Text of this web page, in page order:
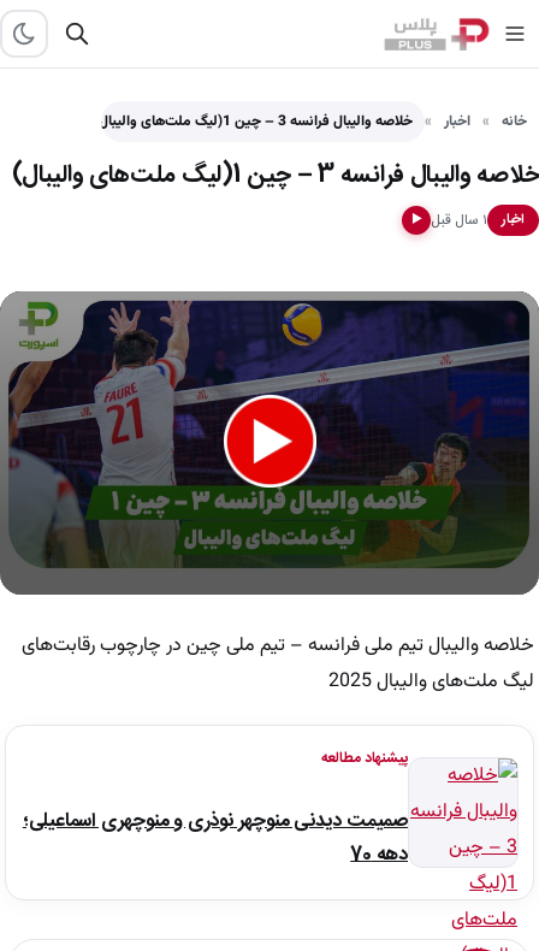
خانه اخبار خلاصه والیبال فرانسه 3 – چین 1(لیگ ملت‌های والیبال)
خلاصه والیبال فرانسه 3 – چین 1(لیگ ملت‌های والیبال)
اخبار ۱ سال قبل ▶
seconds
خلاصه والیبال تیم ملی فرانسه – تیم ملی چین در چارچوب رقابت‌های
لیگ ملت‌های والیبال 2025
پیشنهاد مطالعه
صمیمت دیدنی منوچهر نوذری و منوچهری اسماعیلی؛
دهه 70